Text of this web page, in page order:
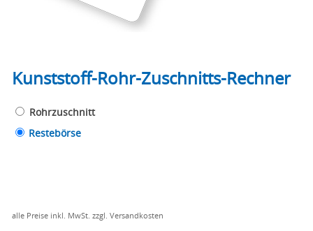
Kunststoff-Rohr-Zuschnitts-Rechner
Rohrzuschnitt
Restebörse
alle Preise inkl. MwSt. zzgl. Versandkosten